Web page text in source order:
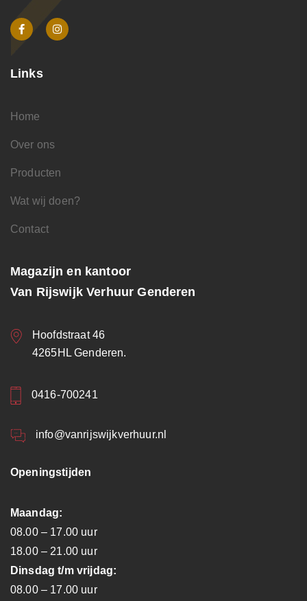
Links
Home
Over ons
Producten
Wat wij doen?
Contact
Magazijn en kantoor
Van Rijswijk Verhuur Genderen
Hoofdstraat 46
4265HL Genderen.
0416-700241
info@vanrijswijkverhuur.nl
Openingstijden
Maandag:
08.00 – 17.00 uur
18.00 – 21.00 uur
Dinsdag t/m vrijdag:
08.00 – 17.00 uur